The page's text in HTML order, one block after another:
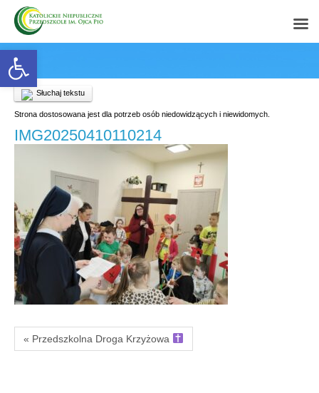
Open toolbar
Słuchaj tekstu
Strona dostosowana jest dla potrzeb osób niedowidzących i niewidomych.
IMG20250410110214
« Przedszkolna Droga Krzyżowa